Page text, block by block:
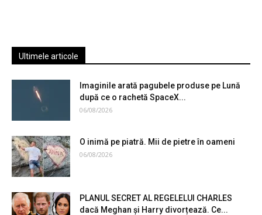
Ultimele articole
Imaginile arată pagubele produse pe Lună
după ce o rachetă SpaceX...
06/08/2026
O inimă pe piatră. Mii de pietre în oameni
06/08/2026
PLANUL SECRET AL REGELELUI CHARLES
dacă Meghan și Harry divorțează. Ce...